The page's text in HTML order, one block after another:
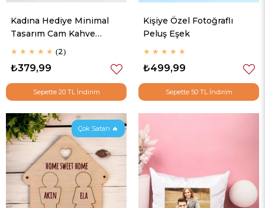
Kadına Hediye Minimal
Tasarım Cam Kahve
Kupası
★ ★ ★ ★ ★ 2
₺379,99
Sepette 20 TL İndirim
Kişiye Özel Fotoğraflı
Peluş Eşek
★ ★ ★ ★ ★
₺499,99
Sepette 50 TL İndirim
Çok Satan 🔥